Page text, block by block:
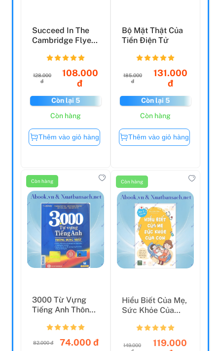
Succeed In The
Cambridge Flyers
128.000
đ
108.000
đ
Còn lại 5
Còn hàng
Thêm vào giỏ hàng
Bộ Mặt Thật Của
Tiền Điện Tử
185.000
đ
131.000
đ
Còn lại 5
Còn hàng
Thêm vào giỏ hàng
Còn hàng
3000 Từ Vựng
Tiếng Anh Thông
Bản 20...
82.000 đ 74.000 đ
Còn hàng
Hiểu Biết Của Mẹ,
Sức Khỏe Của
149.000
đ
119.000